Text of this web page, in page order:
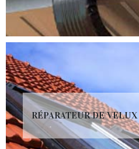
RÉPARATEUR DE